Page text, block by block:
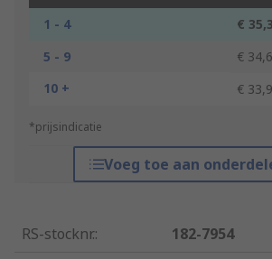
1 - 4
€
5 - 9
€
10 +
€
*prijsindicatie
Voeg toe aan
RS-stocknr.:
182-7954